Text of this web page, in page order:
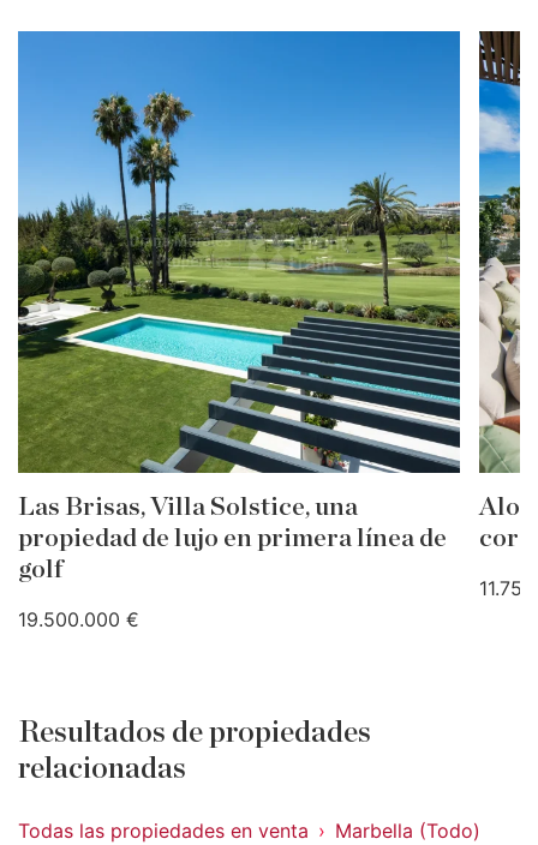
Las Brisas, Villa Solstice, una
propiedad de lujo en primera línea de
golf
19.500.000 €
Resultados de propiedades
relacionadas
Todas las propiedades en venta
Marbella (Todo)